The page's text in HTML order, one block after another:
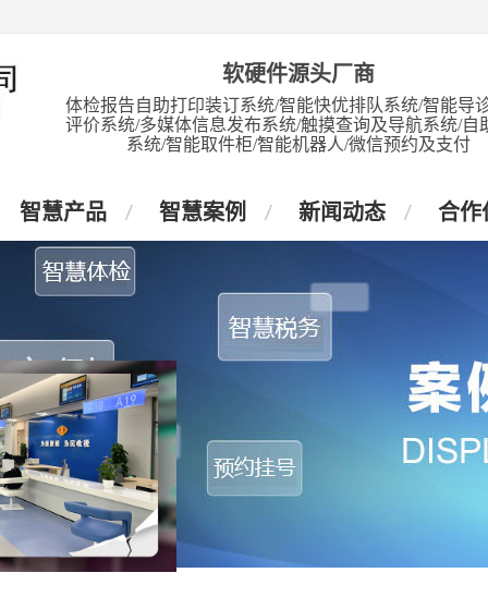
软硬件源头厂商
体检报告自助打印装订系统/智能快优排队系统/智能导
评价系统/多媒体信息发布系统/触摸查询及导航系统/自
系统/智能取件柜/智能机器人/微信预约及支付
智慧产品 智慧案例 新闻动态 合作